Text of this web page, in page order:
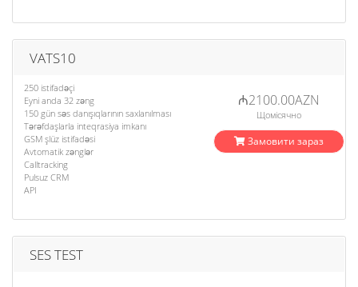
VATS10
250 istifadəçi
Eyni anda 32 zəng
150 gün səs danışıqlarının saxlanılması
Tərəfdaşlarla inteqrasiya imkanı
GSM şlüz istifadəsi
Avtomatik zənglər
Calltracking
Pulsuz CRM
API
₼2100.00AZN
Щомісячно
Замовити зараз
SES TEST